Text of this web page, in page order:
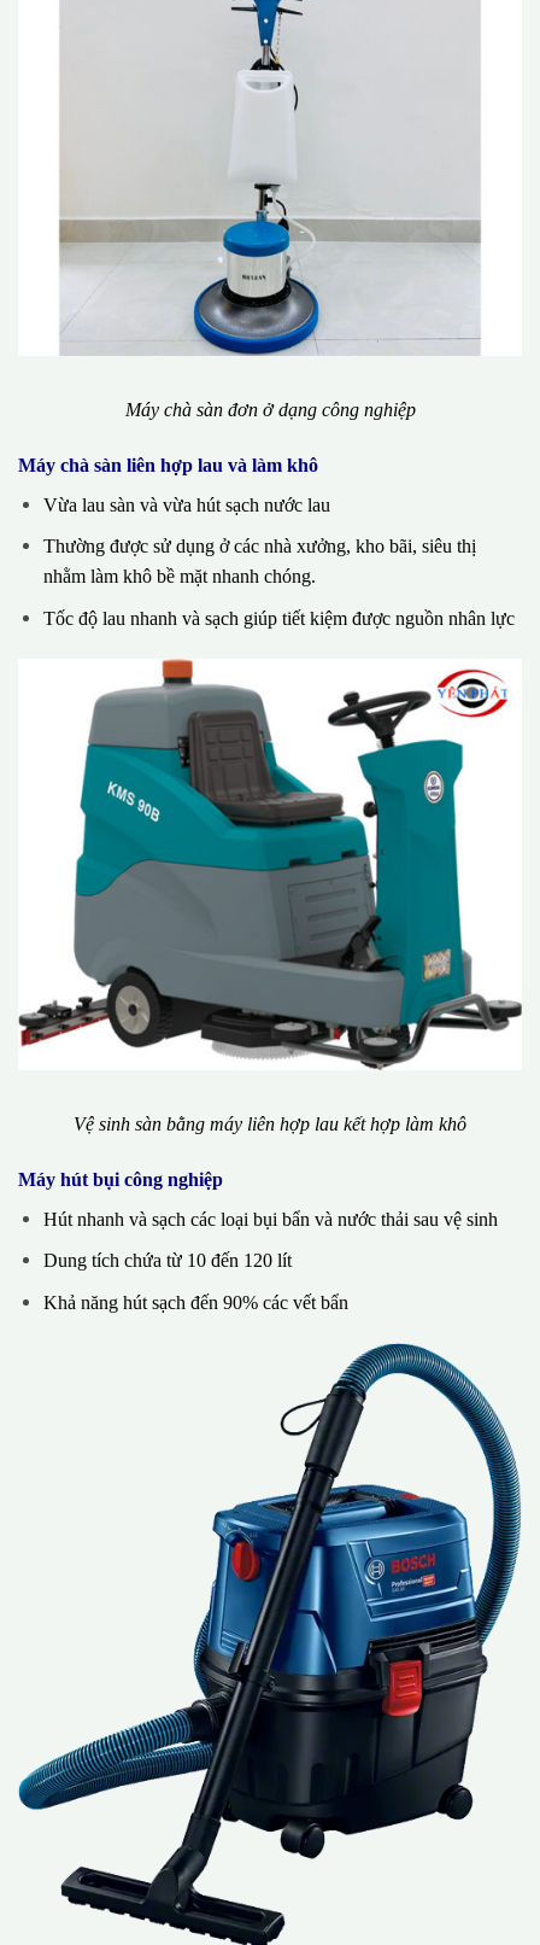
Máy chà sàn đơn ở dạng công nghiệp
Máy chà sàn liên hợp lau và làm khô
Vừa lau sàn và vừa hút sạch nước lau
Thường được sử dụng ở các nhà xưởng, kho bãi, siêu thị
nhằm làm khô bề mặt nhanh chóng.
Tốc độ lau nhanh và sạch giúp tiết kiệm được nguồn nhân lực
Vệ sinh sàn bằng máy liên hợp lau kết hợp làm khô
Máy hút bụi công nghiệp
Hút nhanh và sạch các loại bụi bẩn và nước thải sau vệ sinh
Dung tích chứa từ 10 đến 120 lít
Khả năng hút sạch đến 90% các vết bẩn